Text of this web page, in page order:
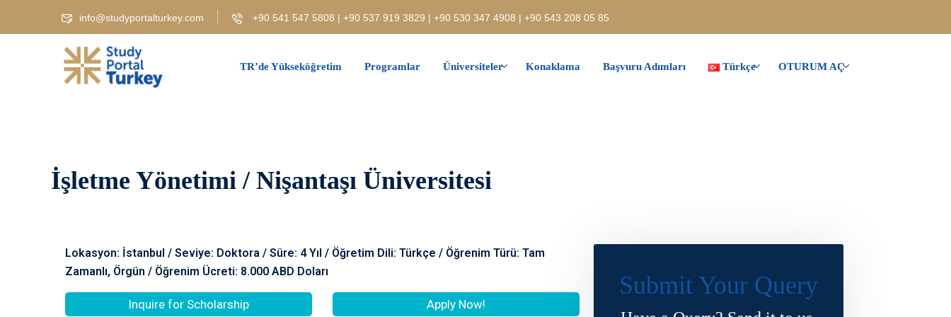
info@studyportalturkey.com +90 541 547 5808 | +90 537 919 3829 | +90 530 347 4908 | +90 543 208 05 85
TR’de Yükseköğretim Programlar Üniversiteler Konaklama Başvuru Adımları Türkçe OTURUM AÇ
İşletme Yönetimi / Nişantaşı Üniversitesi
Lokasyon: İstanbul / Seviye: Doktora / Süre: 4 Yıl / Öğretim Dili: Türkçe / Öğrenim Türü: Tam
Zamanlı, Örgün / Öğrenim Ücreti: 8.000 ABD Doları
Inquire for Scholarship Apply Now!
Submit Your Query